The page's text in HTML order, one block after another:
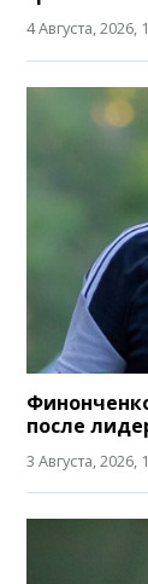
4 Августа, 2026,
после
3 Августа, 2026,